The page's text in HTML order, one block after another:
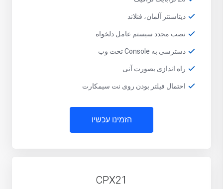
دیتاسنتر آلمان، فنلاند
نصب مجدد سیستم عامل دلخواه
دسترسی به Console تحت وب
راه اندازی بصورت آنی
احتمال فیلتر بودن روی نت سیمکارت
הזמינו עכשיו
CPX21